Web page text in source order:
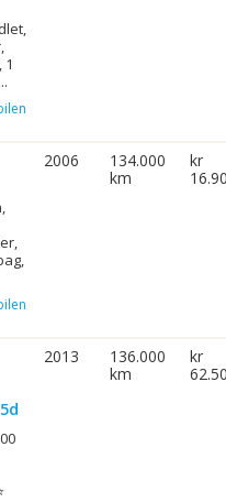
2006
134.000
km
kr
2013
136.000
km
kr